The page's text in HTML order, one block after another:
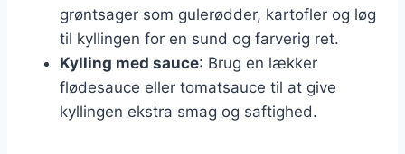
grøntsager som gulerødder, kartofler og løg
til kyllingen for en sund og farverig ret.
Kylling med sauce: Brug en lækker
flødesauce eller tomatsauce til at give
kyllingen ekstra smag og saftighed.